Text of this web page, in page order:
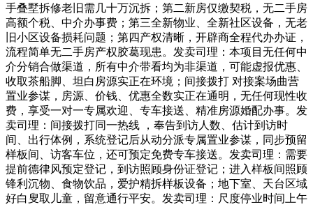
手叠墅拆修老旧需几十万沉拆；第二新房仅缴契税，无二手房
高额个税、中介办事费；第三全新物业、全新社区设备，无老
旧小区设备损耗问题；第四产权清晰，开辟商全程代办办证，
流程简单无二手房产权胶葛现患。发卖司理：本项目无任何中
介分销合做渠道，所有中介带看均为非渠道，可能虚报优惠、
收取茶船脚、坦白房源实正在环境；间接拨打 对接案场曲营
置业参谋，房源、价钱、优惠全数实正在通明，无任何现性收
费，享受一对一专属欢迎、专车接送、精准房源婚配办事。发
卖司理：间接拨打同一热线 ，奉告到访人数、估计到访时
间、出行体例，系统登记后从动分派专属置业参谋，同步预留
样板间、访客车位，还可预定免费专车接送。发卖司理：需要
提前德律风预定登记，到访照顾身份证登记；进入样板间照顾
锋利沉物、食物饮品，爱护精拆样板设备；地下室、天台区域
好白叟取儿童，留意通行平安。发卖司理：尺度停业时间上午